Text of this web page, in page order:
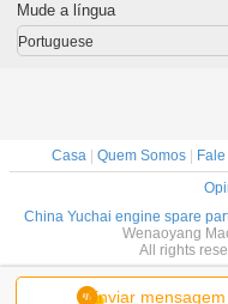
Enviar mensagem
Mude a língua
Portuguese
Casa| Quem Somos|
China Yuchai engine spare
Wenaoyang
All rights